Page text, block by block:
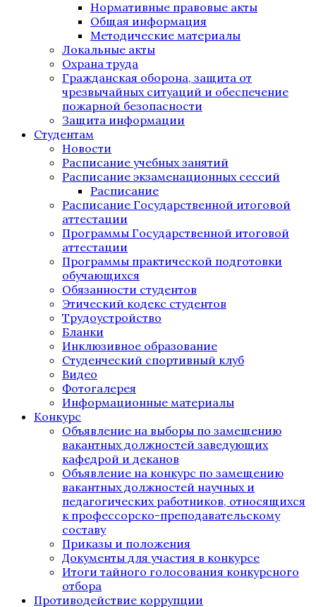
Нормативные правовые акты
Общая информация
Методические материалы
Локальные акты
Охрана труда
Гражданская оборона, защита от
чрезвычайных ситуаций и обеспечение
пожарной безопасности
Защита информации
Студентам
Новости
Расписание учебных занятий
Расписание экзаменационных сессий
Расписание
Расписание Государственной итоговой
аттестации
Программы Государственной итоговой
аттестации
Программы практической подготовки
обучающихся
Обязанности студентов
Этический кодекс студентов
Трудоустройство
Бланки
Инклюзивное образование
Студенческий спортивный клуб
Видео
Фотогалерея
Информационные материалы
Конкурс
Объявление на выборы по замещению
вакантных должностей заведующих
кафедрой и деканов
Объявление на конкурс по замещению
вакантных должностей научных и
педагогических работников, относящихся
к профессорско-преподавательскому
составу
Приказы и положения
Документы для участия в конкурсе
Итоги тайного голосования конкурсного
отбора
Противодействие коррупции